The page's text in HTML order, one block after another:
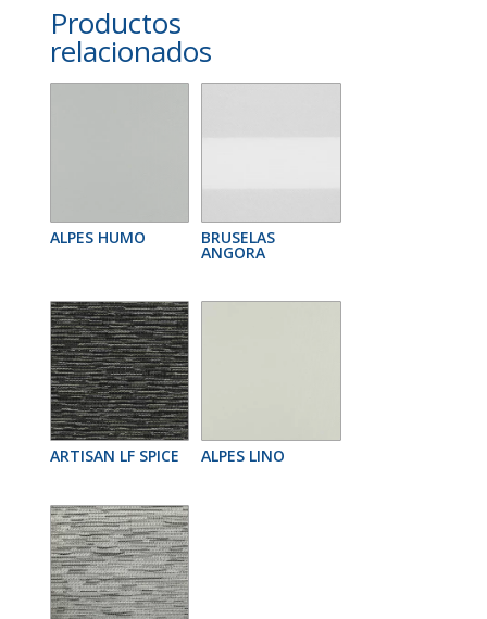
Productos
relacionados
ALPES HUMO BRUSELAS
ANGORA
ARTISAN LF SPICE ALPES LINO